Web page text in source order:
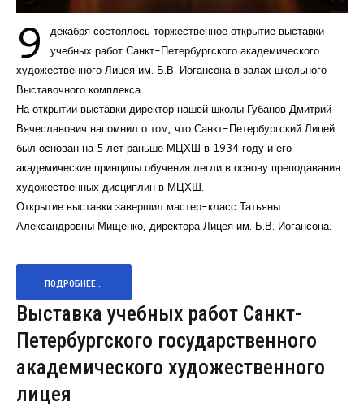
9
декабря состоялось торжественное открытие выставки
учебных работ Санкт-Петербургского академического
художественного Лицея им. Б.В. Иогансона в залах школьного
Выставочного комплекса
На открытии выставки директор нашей школы Губанов Дмитрий
Вячеславович напомнил о том, что Санкт-Петербургский Лицей
был основан на 5 лет раньше МЦХШ в 1934 году и его
академические принципы обучения легли в основу преподавания
художественных дисциплин в МЦХШ.
Открытие выставки завершил мастер-класс Татьяны
Александровны Мищенко, директора Лицея им. Б.В. Иогансона.
ПОДРОБНЕЕ...
Выставка учебных работ Санкт-
Петербургского государственного
академического художественного
лицея